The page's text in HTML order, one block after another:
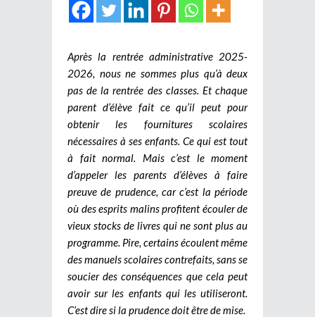
Après la rentrée administrative 2025-
2026, nous ne sommes plus qu’à deux
pas de la rentrée des classes. Et chaque
parent d’élève fait ce qu’il peut pour
obtenir les fournitures scolaires
nécessaires à ses enfants. Ce qui est tout
à fait normal. Mais c’est le moment
d’appeler les parents d’élèves à faire
preuve de prudence, car c’est la période
où des esprits malins profitent écouler de
vieux stocks de livres qui ne sont plus au
programme. Pire, certains écoulent même
des manuels scolaires contrefaits, sans se
soucier des conséquences que cela peut
avoir sur les enfants qui les utiliseront.
C’est dire si la prudence doit être de mise.